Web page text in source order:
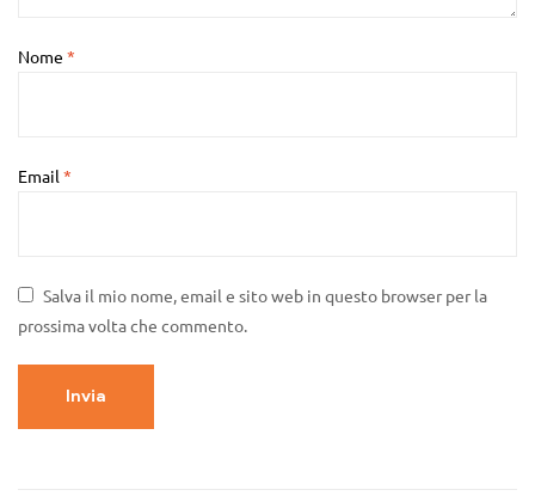
Nome *
Email *
Salva il mio nome, email e sito web in questo browser per la
prossima volta che commento.